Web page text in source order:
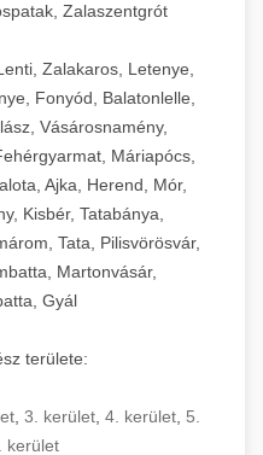
Zalaszentgrót
Zalakaros, Letenye,
Fonyód, Balatonlelle,
Vásárosnamény,
Máriapócs,
Ajka, Herend, Mór,
Kisbér, Tatabánya,
Tata, Pilisvörösvár,
Martonvásár,
Gyál
területe:
, 3. kerület, 4. kerület, 5.
kerület